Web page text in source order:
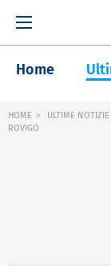
Home
HOME ULTIME NOTIZIE
ROVIGO